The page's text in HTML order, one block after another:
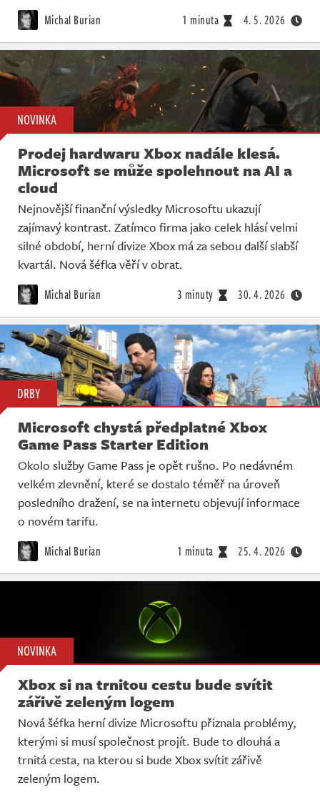
Michal Burian 1 minuta 4. 5. 2026
NOVINKA
Prodej hardwaru Xbox nadále klesá.
Microsoft se může spolehnout na AI a
cloud
Nejnovější finanční výsledky Microsoftu ukazují
zajímavý kontrast. Zatímco firma jako celek hlásí velmi
silné období, herní divize Xbox má za sebou další slabší
kvartál. Nová šéfka věří v obrat.
Michal Burian 3 minuty 30. 4. 2026
DRBY
Microsoft chystá předplatné Xbox
Game Pass Starter Edition
Okolo služby Game Pass je opět rušno. Po nedávném
velkém zlevnění, které se dostalo téměř na úroveň
posledního dražení, se na internetu objevují informace
o novém tarifu.
Michal Burian 1 minuta 25. 4. 2026
NOVINKA
Xbox si na trnitou cestu bude svítit
zářivě zeleným logem
Nová šéfka herní divize Microsoftu přiznala problémy,
kterými si musí společnost projít. Bude to dlouhá a
trnitá cesta, na kterou si bude Xbox svítit zářivě
zeleným logem.